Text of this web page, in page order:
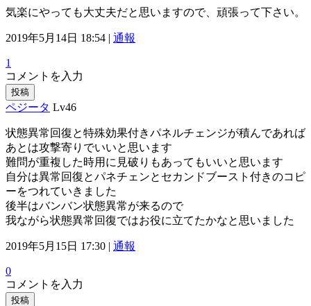
気楽にやっても大丈夫だと思いますので、頑張って下さい。
2019年5月14日 18:54 | 通報
1
コメントを入力
投稿
ペジータ Lv46
状態異常回復と特殊効果付きパネルチェンジが積んであれば
あとは攻撃寄りでいいと思います
難問が重複した時用に見破りもあってもいいと思います
自分は異常回復とパネチェンとセカンドブースト付きのコピ
ーをつれていきました
後半はバンバン状態異常が来るので
我ながら状態異常回復ではお役に立てたかなと思いました
2019年5月15日 17:30 | 通報
0
コメントを入力
投稿